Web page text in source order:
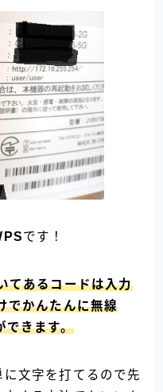
です！
てあるコードは入力
でかんたんに無線
できます。
文字を打てるので先